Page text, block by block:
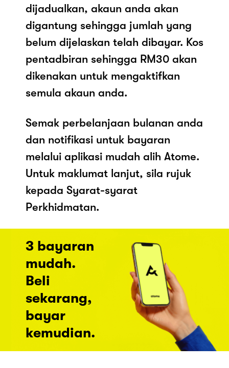
dijadualkan, akaun anda akan
digantung sehingga jumlah yang
belum dijelaskan telah dibayar. Kos
pentadbiran sehingga RM30 akan
dikenakan untuk mengaktifkan
semula akaun anda.
Semak perbelanjaan bulanan anda
dan notifikasi untuk bayaran
melalui aplikasi mudah alih Atome.
Untuk maklumat lanjut, sila rujuk
kepada Syarat-syarat
Perkhidmatan.
3 bayaran
mudah.
Beli
sekarang,
bayar
kemudian.